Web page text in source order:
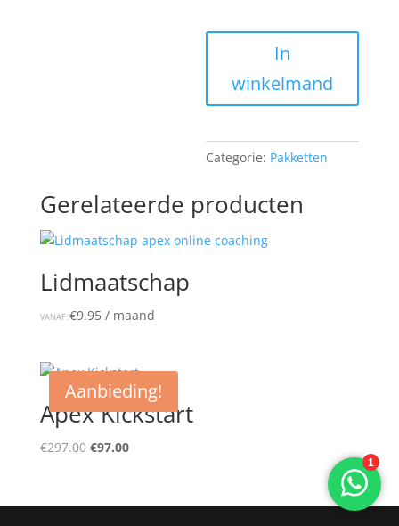
Challenge
aantal
In
winkelmand
Categorie: Pakketten
Gerelateerde producten
Lidmaatschap
VANAF:€9.95 / maand
Aanbieding!
Apex Kickstart
€297.00 Oorspronkelijke
€297.00.
€97.00Huidige
€97.00.